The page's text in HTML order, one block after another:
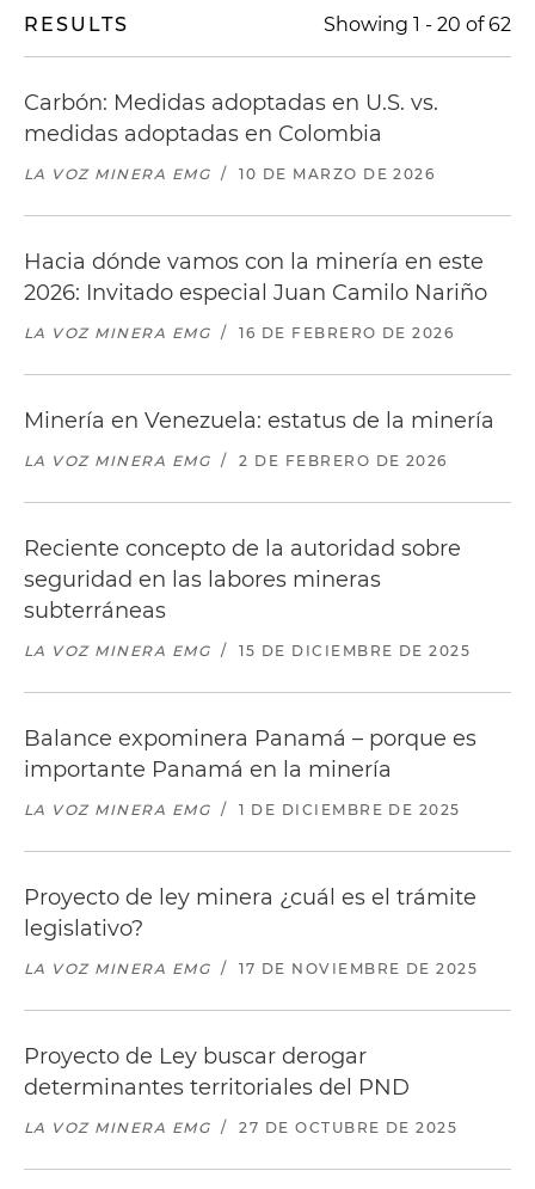
RESULTS Showing 1 - 20 of62
Carbón: Medidas adoptadas en U.S. vs.
medidas adoptadas en Colombia
LA VOZ MINERA EMG / 10 DE MARZO DE 2026
Hacia dónde vamos con la minería en este
2026: Invitado especial Juan Camilo Nariño
LA VOZ MINERA EMG / 16 DE FEBRERO DE 2026
Minería en Venezuela: estatus de la minería
LA VOZ MINERA EMG / 2 DE FEBRERO DE 2026
Reciente concepto de la autoridad sobre
seguridad en las labores mineras
subterráneas
LA VOZ MINERA EMG / 15 DE DICIEMBRE DE 2025
Balance expominera Panamá – porque es
importante Panamá en la minería
LA VOZ MINERA EMG / 1 DE DICIEMBRE DE 2025
Proyecto de ley minera ¿cuál es el trámite
legislativo?
LA VOZ MINERA EMG / 17 DE NOVIEMBRE DE 2025
Proyecto de Ley buscar derogar
determinantes territoriales del PND
LA VOZ MINERA EMG / 27 DE OCTUBRE DE 2025